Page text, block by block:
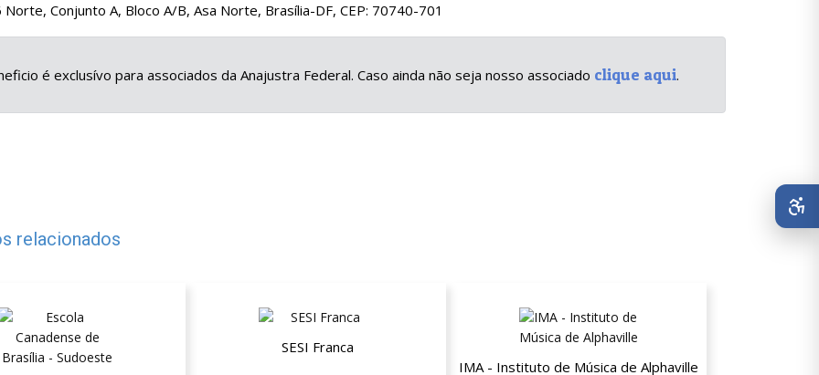
Norte, Conjunto A, Bloco A/B, Asa Norte, Brasília-DF, CEP: 70740-701
é exclusívo para associados da Anajustra Federal. Caso ainda não seja nosso associado clique aqui.
relacionados
SESI Franca
IMA - Instituto de Música de Alphaville